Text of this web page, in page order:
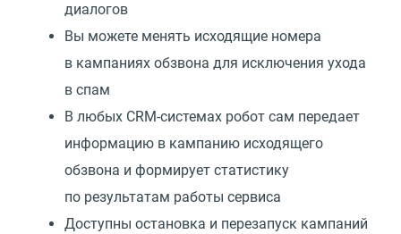
диалогов
Вы можете менять исходящие номера
в кампаниях обзвона для исключения ухода
в спам
В любых CRM-системах робот сам передает
информацию в кампанию исходящего
обзвона и формирует статистику
по результатам работы сервиса
Доступны остановка и перезапуск кампаний